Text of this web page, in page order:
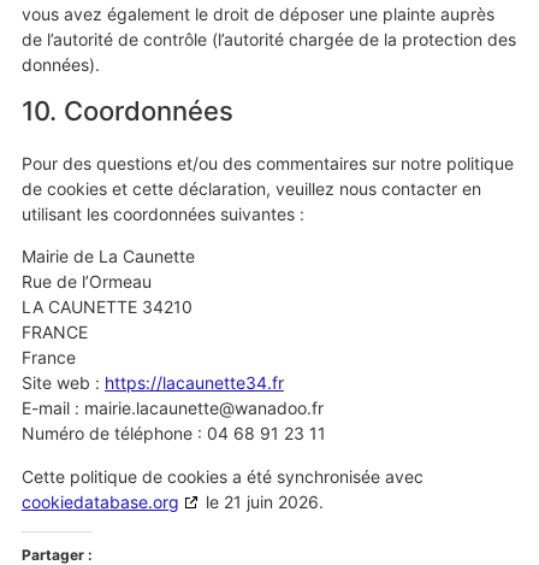
vous avez également le droit de déposer une plainte auprès
de l’autorité de contrôle (l’autorité chargée de la protection des
données).
10. Coordonnées
Pour des questions et/ou des commentaires sur notre politique
de cookies et cette déclaration, veuillez nous contacter en
utilisant les coordonnées suivantes :
Mairie de La Caunette
Rue de l’Ormeau
LA CAUNETTE 34210
FRANCE
France
Site web : https://lacaunette34.fr
E-mail : mairie.lacaunette@wanadoo.fr
Numéro de téléphone : 04 68 91 23 11
Cette politique de cookies a été synchronisée avec
cookiedatabase.org
le 21 juin 2026.
Partager :